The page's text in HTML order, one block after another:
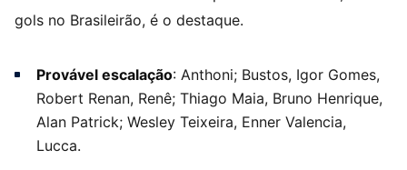
gols no Brasileirão, é o destaque.
Provável escalação: Anthoni; Bustos, Igor Gomes,
Robert Renan, Renê; Thiago Maia, Bruno Henrique,
Alan Patrick; Wesley Teixeira, Enner Valencia,
Lucca.